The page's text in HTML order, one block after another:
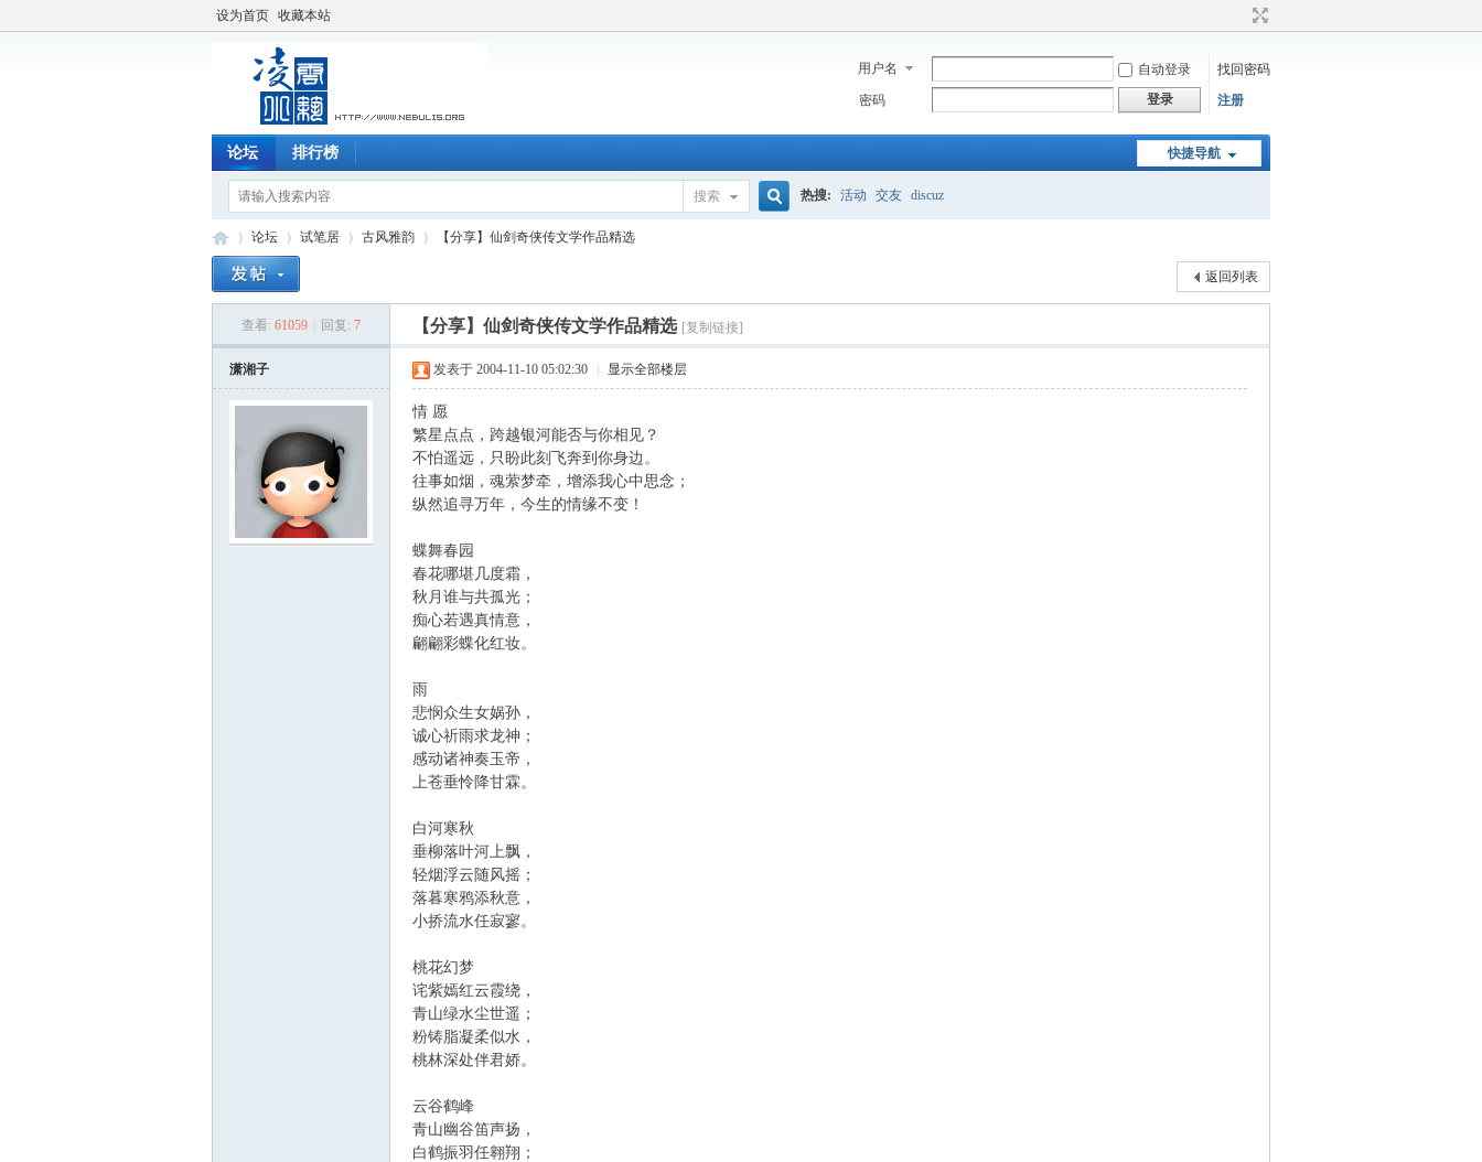
设为首页 收藏本站
用户名 自动登录
找回密码
密码
登录 注册
快捷导航
论坛 排行榜
搜索 热搜: 活动 交友 discuz
论坛
›
试笔居
›
古风雅韵 【分享】仙剑奇侠传文学作品精选
返回列表
查看: 61059 回复: 7 【分享】仙剑奇侠传文学作品精选 [复制链接]
潇湘子 发表于 2004-11-10 05:02:30 显示全部楼层
情 愿
繁星点点，跨越银河能否与你相见？
不怕遥远，只盼此刻飞奔到你身边。
往事如烟，魂萦梦牵，增添我心中思念；
纵然追寻万年，今生的情缘不变！
蝶舞春园
春花哪堪几度霜，
秋月谁与共孤光；
痴心若遇真情意，
翩翩彩蝶化红妆。
雨
悲悯众生女娲孙，
诚心祈雨求龙神；
感动诸神奏玉帝，
上苍垂怜降甘霖。
白河寒秋
垂柳落叶河上飘，
轻烟浮云随风摇；
落暮寒鸦添秋意，
小挢流水任寂寥。
桃花幻梦
诧紫嫣红云霞绕，
青山绿水尘世遥；
粉铸脂凝柔似水，
桃林深处伴君娇。
云谷鹤峰
青山幽谷笛声扬，
白鹤振羽任翱翔；